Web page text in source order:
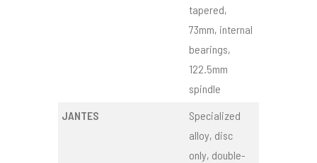
tapered,
73mm, internal
bearings,
122.5mm
spindle
JANTES
Specialized
alloy, disc
only, double-